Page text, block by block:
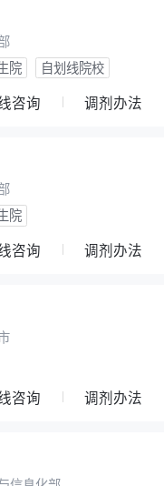
院 自划线院校
咨询 调剂办法
院
咨询 调剂办法
咨询 调剂办法